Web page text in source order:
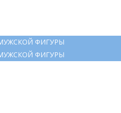
ФИГУРЫ
ФИГУРЫ